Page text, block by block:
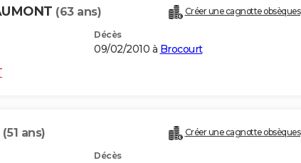
(63 ans) Créer une cagnotte obsèques
Décès
09/02/2010 à Brocourt
(51 ans) Créer une cagnotte obsèques
Décès